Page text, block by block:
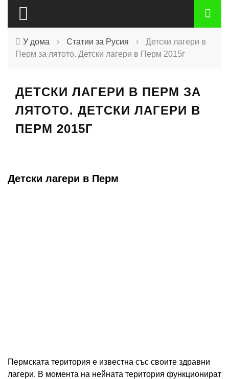
У дома › Статии за Русия ›
Детски лагери в
Перм за лятото. Детски лагери в Перм 2015г
ДЕТСКИ ЛАГЕРИ В ПЕРМ ЗА
ЛЯТОТО. ДЕТСКИ ЛАГЕРИ В
ПЕРМ 2015Г
Детски лагери в Перм
Пермската територия е известна със своите здравни
лагери. В момента на нейната територия функционират